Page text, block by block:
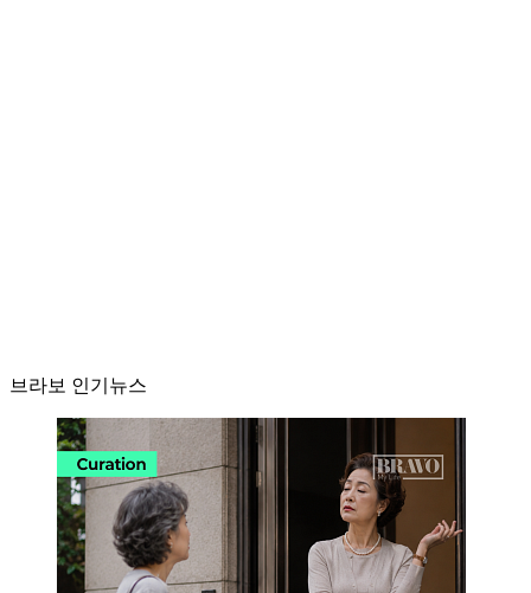
브라보 인기뉴스